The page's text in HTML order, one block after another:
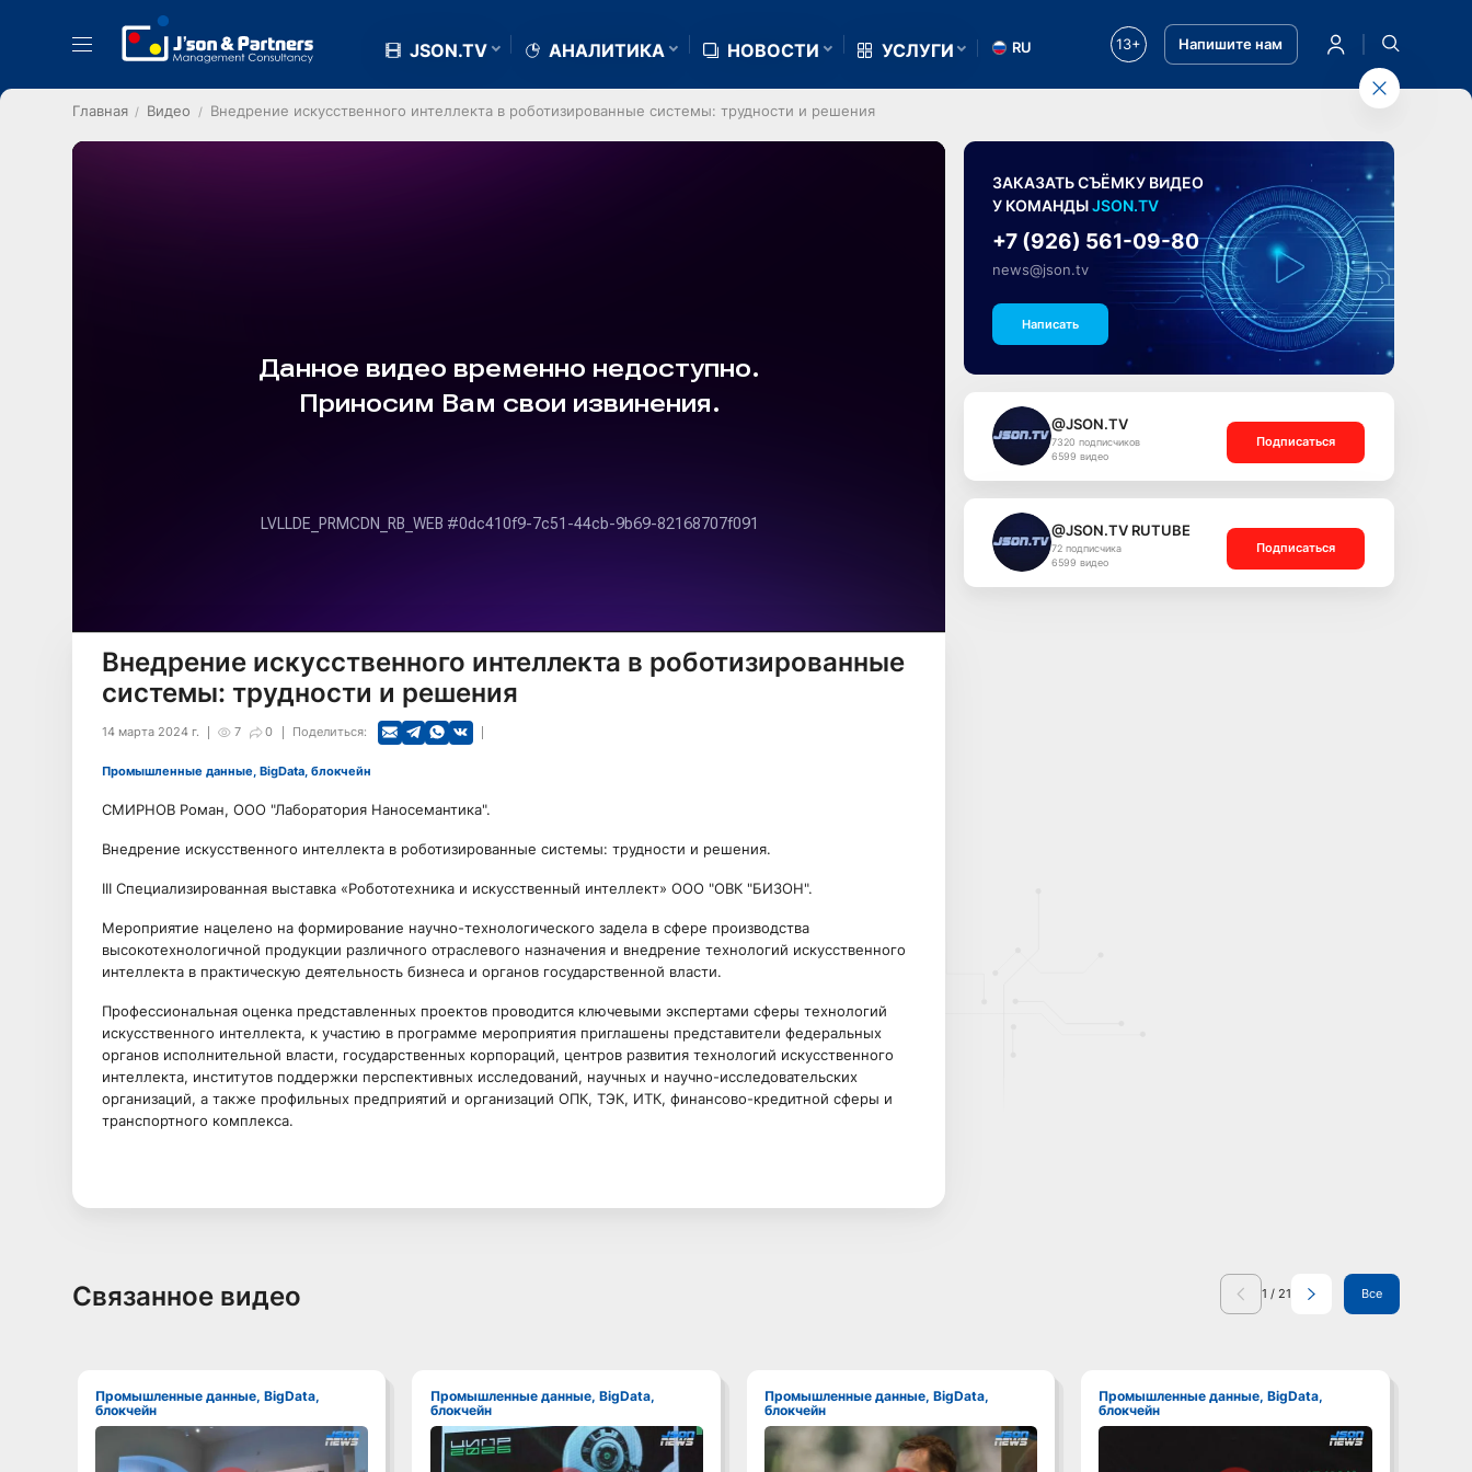
JSON.TV АНАЛИТИКА НОВОСТИ УСЛУГИ RU 13+ Напишите нам
Главная Видео Внедрение искусственного интеллекта в роботизированные сиcтемы: трудности и решения
Внедрение искусственного интеллекта в роботизированные
сиcтемы: трудности и решения
7 0
14 марта 2024 г. Поделиться:
Промышленные данные, BigData, блокчейн
СМИРНОВ Роман, ООО "Лаборатория Наносемантика".
Внедрение искусственного интеллекта в роботизированные сиcтемы: трудности и решения.
III Специализированная выставка «Робототехника и искусственный интеллект» ООО "ОВК "БИЗОН".
Мероприятие нацелено на формирование научно-технологического задела в сфере производства
высокотехнологичной продукции различного отраслевого назначения и внедрение технологий искусственного
интеллекта в практическую деятельность бизнеса и органов государственной власти.
Профессиональная оценка представленных проектов проводится ключевыми экспертами сферы технологий
искусственного интеллекта, к участию в программе мероприятия приглашены представители федеральных
органов исполнительной власти, государственных корпораций, центров развития технологий искусственного
интеллекта, институтов поддержки перспективных исследований, научных и научно-исследовательских
организаций, а также профильных предприятий и организаций ОПК, ТЭК, ИТК, финансово-кредитной сферы и
транспортного комплекса.
ЗАКАЗАТЬ СЪЁМКУ ВИДЕО
У КОМАНДЫJSON.TV
+7 (926) 561-09-80
news@json.tv
Написать
@JSON.TV
7320 подписчиков
6599 видео
Подписаться
@JSON.TV RUTUBE
72 подписчика
6599 видео
Подписаться
Связанное видео 1 / 21 Все
Промышленные данные, BigData,
блокчейн
Промышленные данные, BigData,
блокчейн
Промышленные данные, BigData,
блокчейн
Промышленные данные, BigData,
блокчейн